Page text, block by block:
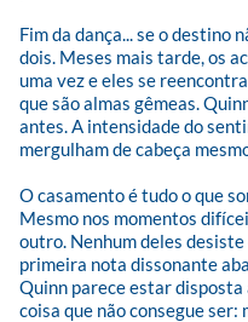
Fim da dança... se o destino
dois. Meses mais tarde, os
uma vez e eles se
que são almas gêmeas.
antes. A intensidade do
mergulham de cabeça
O casamento é tudo o que
Mesmo nos momentos
outro. Nenhum deles
primeira nota dissonante
Quinn parece estar disposta
coisa que não consegue ser: